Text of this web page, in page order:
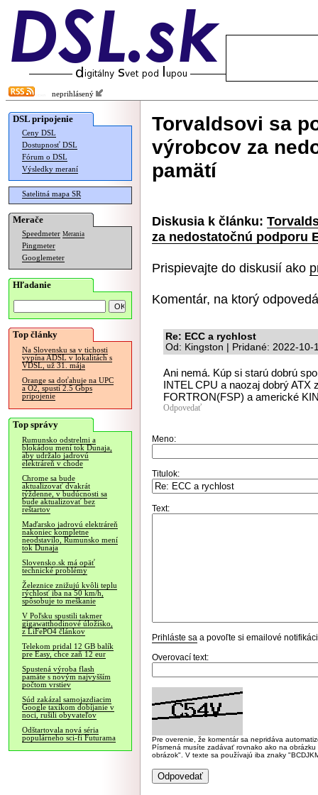
neprihlásený
DSL pripojenie
Ceny DSL
Dostupnosť DSL
Fórum o DSL
Výsledky meraní
Satelitná mapa SR
Merače
Speedmeter Merania
Pingmeter
Googlemeter
Hľadanie
Top články
Na Slovensku sa v tichosti
vypína ADSL v lokalitách s
VDSL, už 31. mája
Orange sa doťahuje na UPC
a O2, spustí 2.5 Gbps
pripojenie
Top správy
Rumunsko odstrelmi a
blokádou mení tok Dunaja,
aby udržalo jadrovú
elektráreň v chode
Chrome sa bude
aktualizovať dvakrát
týždenne, v budúcnosti sa
bude aktualizovať bez
reštartov
Maďarsko jadrovú elektráreň
nakoniec kompletne
neodstavilo, Rumunsko mení
tok Dunaja
Slovensko.sk má opäť
technické problémy
Železnice znižujú kvôli teplu
rýchlosť iba na 50 km/h,
spôsobuje to meškanie
V Poľsku spustili takmer
gigawatthodinové úložisko,
z LiFePO4 článkov
Telekom pridal 12 GB balík
pre Easy, chce zaň 12 eur
Spustená výroba flash
pamäte s novým najvyšším
počtom vrstiev
Súd zakázal samojazdiacim
Google taxíkom dobíjanie v
noci, rušili obyvateľov
Odštartovala nová séria
populárneho sci-fi Futurama
Torvaldsovi sa
výrobcov za
pamätí
Diskusia k článku:
za nedostatočnú podporu
Prispievajte do diskusií ako
Komentár, na ktorý
Re: ECC a rychlost
Od: Kingston | Pridané: 2022-10-
Ani nemá. Kúp si starú dobrú
INTEL CPU a naozaj dobrý ATX
FORTRON(FSP) a americké
Odpovedať
Meno:
Titulok:
Text:
Prihláste sa a povoľte si emailové
Overovací text:
Pre overenie, že komentár sa nepridáva
Písmená musíte zadávať rovnako ako na
obrázok". V texte sa používajú iba znaky